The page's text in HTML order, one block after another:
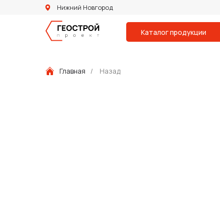
Нижний Новгород
Каталог продукции
Главная / Назад